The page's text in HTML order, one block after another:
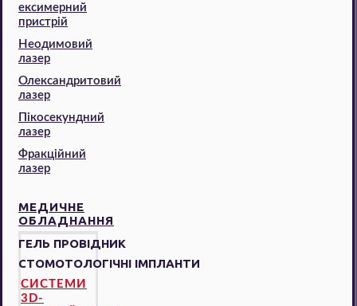
ексимерний
пристрій
Неодимовий
лазер
Олександритовий
лазер
Пікосекундний
лазер
Фракційний
лазер
МЕДИЧНЕ
ОБЛАДНАННЯ
ГЕЛЬ ПРОВІДНИК
СТОМОТОЛОГІЧНІ ІМПЛАНТИ
СИСТЕМИ
3D-